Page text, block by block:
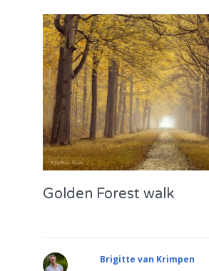
Golden Forest walk
Brigitte van Krimpen